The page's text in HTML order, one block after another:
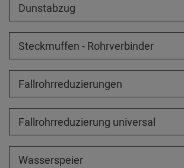
Dunstabzug
Steckmuffen - Rohrverbinder
Fallrohrreduzierungen
Fallrohrreduzierung universal
Wasserspeier